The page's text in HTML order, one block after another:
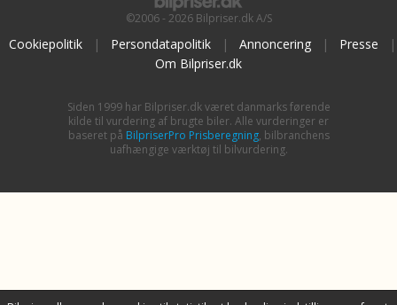
©2006 - 2026 Bilpriser.dk A/S
Cookiepolitik | Persondatapolitik | Annoncering | Presse
|
Om Bilpriser.dk
Siden 1999 har Bilpriser.dk været danmarks førende
kilde til vurdering af brugte biler. Alle vurderinger er
baseret på BilpriserPro Prisberegning, bilbranchens
uafhængige værktøj til bilvurdering.